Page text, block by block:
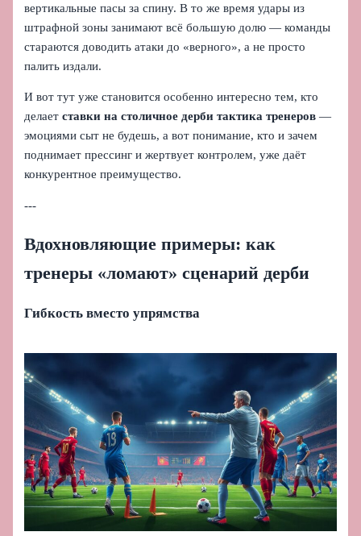
вертикальные пасы за спину. В то же время удары из
штрафной зоны занимают всё большую долю — команды
стараются доводить атаки до «верного», а не просто
палить издали.
И вот тут уже становится особенно интересно тем, кто
делаетставки на столичное дерби тактика тренеров —
эмоциями сыт не будешь, а вот понимание, кто и зачем
поднимает прессинг и жертвует контролем, уже даёт
конкурентное преимущество.
---
Вдохновляющие примеры: как
тренеры «ломают» сценарий дерби
Гибкость вместо упрямства